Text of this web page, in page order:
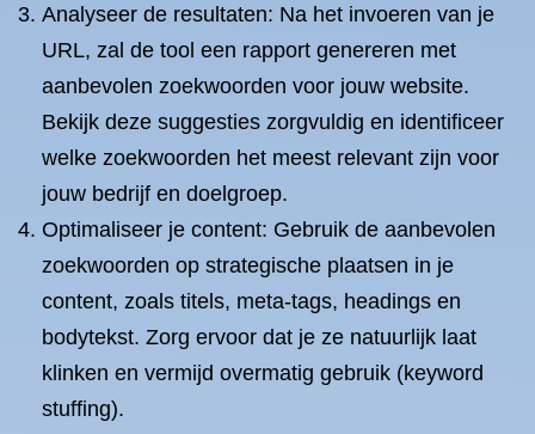
Analyseer de resultaten: Na het invoeren van je
URL, zal de tool een rapport genereren met
aanbevolen zoekwoorden voor jouw website.
Bekijk deze suggesties zorgvuldig en identificeer
welke zoekwoorden het meest relevant zijn voor
jouw bedrijf en doelgroep.
Optimaliseer je content: Gebruik de aanbevolen
zoekwoorden op strategische plaatsen in je
content, zoals titels, meta-tags, headings en
bodytekst. Zorg ervoor dat je ze natuurlijk laat
klinken en vermijd overmatig gebruik (keyword
stuffing).